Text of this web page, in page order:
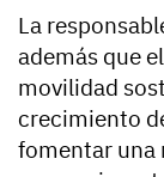
La
además que
movilidad
crecimiento
fomentar una